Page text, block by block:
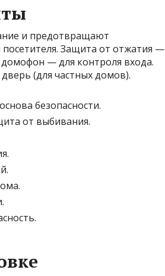
и предотвращают
Защита от отжатия —
— для контроля входа.
(для частных домов).
безопасности.
от выбивания.